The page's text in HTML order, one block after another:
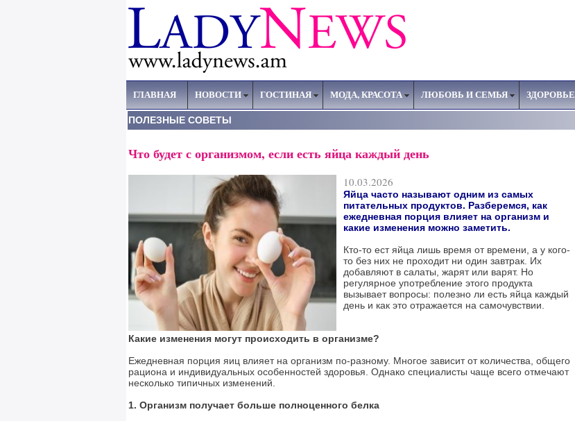
ГЛАВНАЯ НОВОСТИ ГОСТИНАЯ МОДА, КРАСОТА ЛЮБОВЬ И СЕМЬЯ ЗДОРОВЬЕ
ПОЛЕЗНЫЕ СОВЕТЫ
Что будет с организмом, если есть яйца каждый день
10.03.2026
Яйца часто называют одним из самых
питательных продуктов. Разберемся, как
ежедневная порция влияет на организм и
какие изменения можно заметить.
Кто-то ест яйца лишь время от времени, а у кого-
то без них не проходит ни один завтрак. Их
добавляют в салаты, жарят или варят. Но
регулярное употребление этого продукта
вызывает вопросы: полезно ли есть яйца каждый
день и как это отражается на самочувствии.
Какие изменения могут происходить в организме?
Ежедневная порция яиц влияет на организм по-разному. Многое зависит от количества, общего
рациона и индивидуальных особенностей здоровья. Однако специалисты чаще всего отмечают
несколько типичных изменений.
1. Организм получает больше полноценного белка